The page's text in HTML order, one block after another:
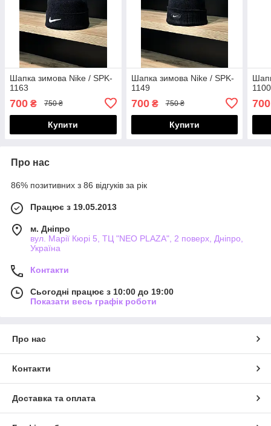
Шапка зимова Nike / SPK-
1163
700 ₴ 750 ₴
Купити
Шапка зимова Nike / SPK-
1149
700₴ 750 ₴
Купити
1100
700
Про нас
86% позитивних з 86 відгуків за рік
Працює з 19.05.2013
м. Дніпро
вул. Марії Кюрі 5, ТЦ "NEO PLAZA", 2 поверх, Дніпро,
Україна
Контакти
Сьогодні працює з 10:00 до 19:00
Показати весь графік роботи
Про нас
Контакти
Доставка та оплата